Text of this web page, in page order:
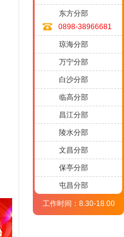
东方分部
0898-38966681
琼海分部
万宁分部
白沙分部
临高分部
昌江分部
陵水分部
文昌分部
保亭分部
屯昌分部
工作时间：8.30-18.00